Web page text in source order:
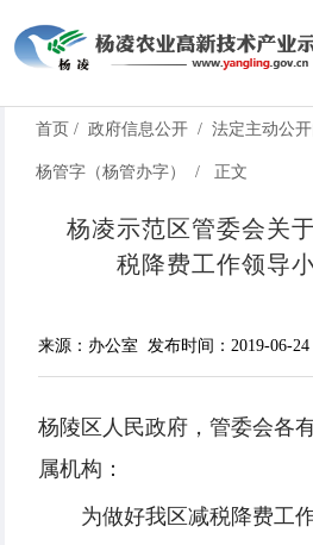
首页 / 政府信息公开 / 法定主动公
杨管字（杨管办字） / 正文
杨凌示范区管委会关
税降费工作领导
来源：办公室 发布时间：2019-06-24
杨陵区人民政府，管委会各
属机构：
为做好我区减税降费工